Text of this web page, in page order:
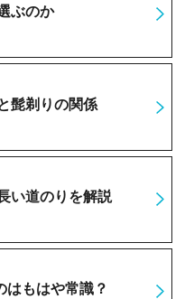
ぶのか
髭剃りの関係
い道のりを解説
もはや常識？